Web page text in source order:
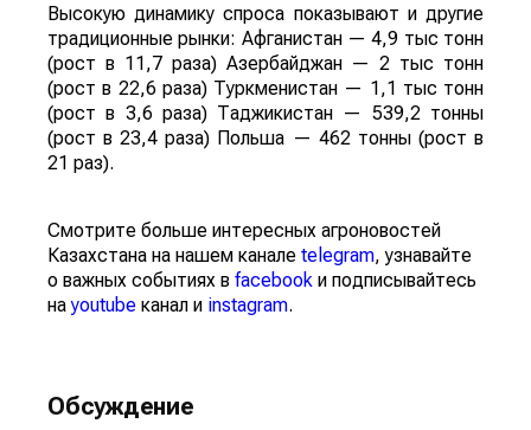
Высокую динамику спроса показывают и другие
традиционные рынки: Афганистан — 4,9 тыс тонн
(рост в 11,7 раза) Азербайджан — 2 тыс тонн
(рост в 22,6 раза) Туркменистан — 1,1 тыс тонн
(рост в 3,6 раза) Таджикистан — 539,2 тонны
(рост в 23,4 раза) Польша — 462 тонны (рост в
21 раз).
Смотрите больше интересных агроновостей
Казахстана на нашем канале telegram, узнавайте
о важных событиях в facebook и подписывайтесь
наyoutube канал и instagram.
Обсуждение